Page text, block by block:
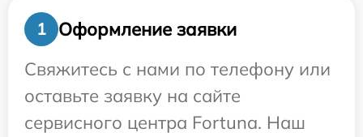
1
Оформление заявки
Свяжитесь с нами по телефону или
оставьте заявку на сайте
сервисного центра Fortuna. Наш